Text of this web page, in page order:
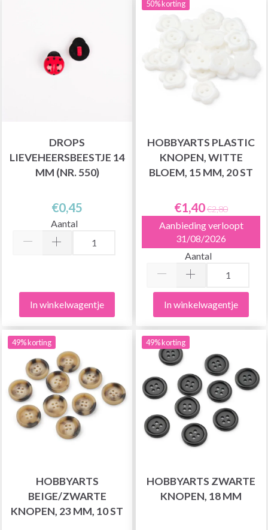
DROPS
LIEVEHEERSBEESTJE 14
MM (NR. 550)
€0,45
Aantal
In winkelwagentje
50% korting
HOBBYARTS PLASTIC
KNOPEN, WITTE
BLOEM, 15 MM, 20 ST
€1,40€2,80
Aanbieding verloopt
31/08/2026
Aantal
In winkelwagentje
49% korting
HOBBYARTS
BEIGE/ZWARTE
KNOPEN, 23 MM, 10 ST
49% korting
HOBBYARTS ZWARTE
KNOPEN, 18 MM